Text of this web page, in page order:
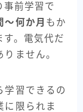
前学習で
〜何か月 もか
。電気代だ
ません。
学習できるの
に限られま